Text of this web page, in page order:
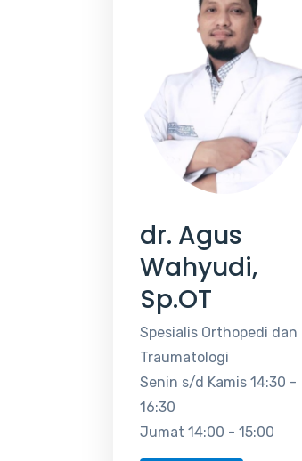
dr. Agus
Wahyudi,
Sp.OT
Spesialis Orthopedi dan
Traumatologi
Senin s/d Kamis 14:30 -
16:30
Jumat 14:00 - 15:00